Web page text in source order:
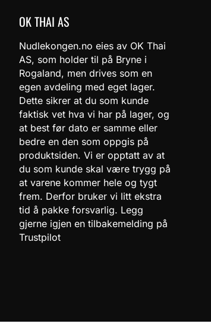
OK THAI AS
Nudlekongen.no eies av OK Thai
AS, som holder til på Bryne i
Rogaland, men drives som en
egen avdeling med eget lager.
Dette sikrer at du som kunde
faktisk vet hva vi har på lager, og
at best før dato er samme eller
bedre en den som oppgis på
produktsiden. Vi er opptatt av at
du som kunde skal være trygg på
at varene kommer hele og tygt
frem. Derfor bruker vi litt ekstra
tid å pakke forsvarlig. Legg
gjerne igjen en tilbakemelding på
Trustpilot